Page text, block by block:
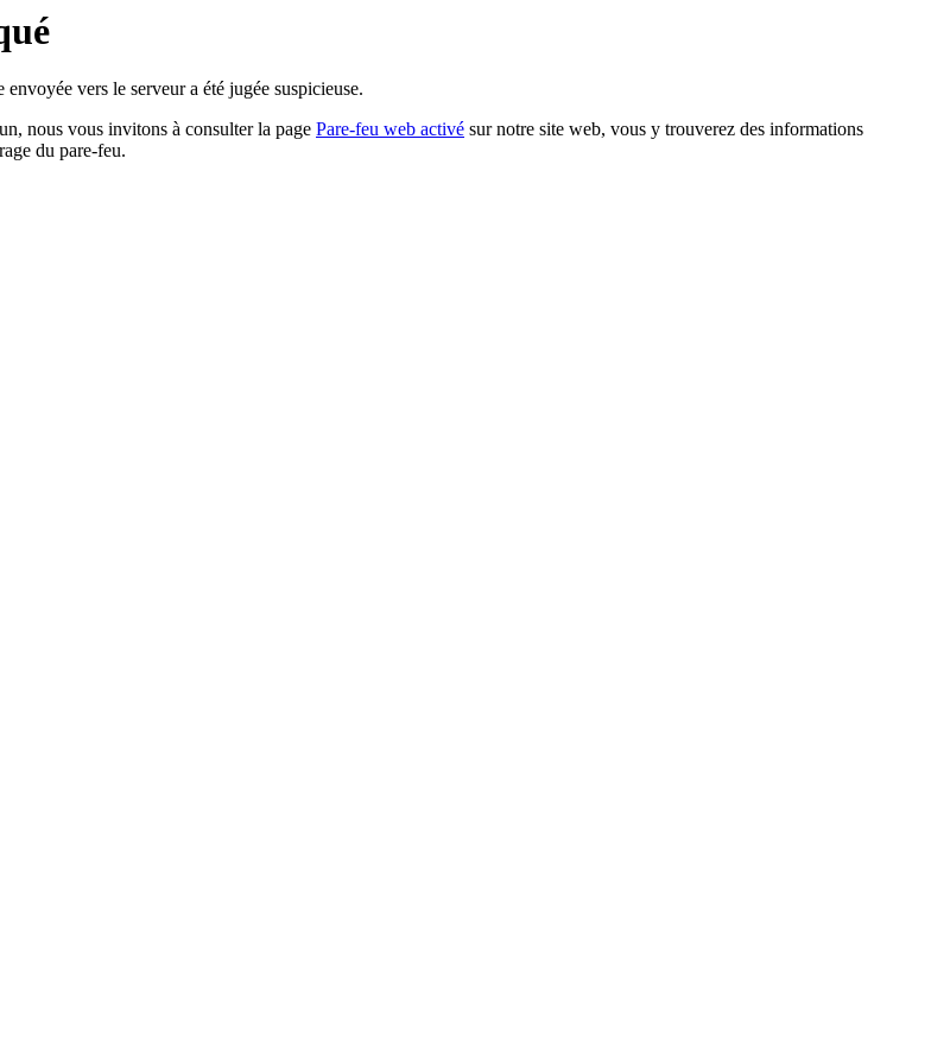
vers le serveur a été jugée suspicieuse.
nous vous invitons à consulter la page Pare-feu web activé sur notre site web, vous y trouverez des informations
du pare-feu.